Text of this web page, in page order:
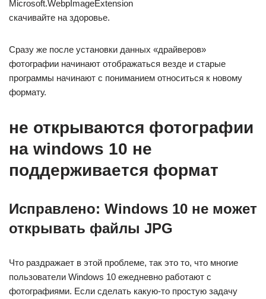
Microsoft.WebpImageExtension
скачивайте на здоровье.
Сразу же после установки данных «драйверов»
фотографии начинают отображаться везде и старые
программы начинают с пониманием относиться к новому
формату.
не открываются фотографии
на windows 10 не
поддерживается формат
Исправлено: Windows 10 не может
открывать файлы JPG
Что раздражает в этой проблеме, так это то, что многие
пользователи Windows 10 ежедневно работают с
фотографиями. Если сделать какую-то простую задачу